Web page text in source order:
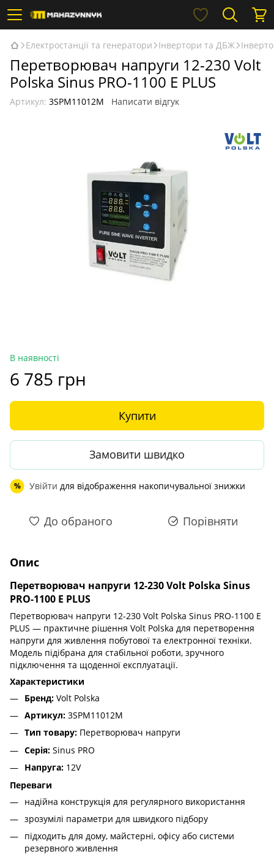
Електростанції та генератори Інвертори та ДБЖ
Перетворювач напруги 12-230 Volt
Polska Sinus PRO-1100 E PLUS
Артикул: 3SPM11012M Написати відгук
В наявності
6 785 грн
Купити
Замовити швидко
% Увійти для відображення накопичувальної знижки
До обраного Порівняти
Опис
Перетворювач напруги 12-230 Volt Polska Sinus
PRO-1100 E PLUS
Перетворювач напруги 12-230 Volt Polska Sinus PRO-1100 E
PLUS — практичне рішення Volt Polska для перетворення
напруги для живлення побутової та електронної техніки.
Модель підібрана для стабільної роботи, зручного
підключення та щоденної експлуатації.
Характеристики
Бренд: Volt Polska
Артикул: 3SPM11012M
Тип товару: Перетворювач напруги
Серія: Sinus PRO
Напруга: 12V
Переваги
надійна конструкція для регулярного використання
зрозумілі параметри для швидкого підбору
підходить для дому, майстерні, офісу або системи
резервного живлення